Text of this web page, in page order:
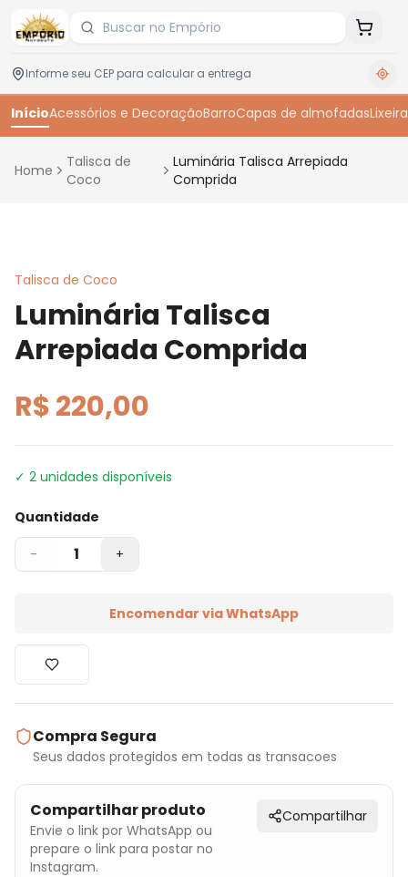
InícioAcessórios e DecoraçãoBarroCapas de almofadasLixeira
Home
Talisca de
Coco
Luminária Talisca Arrepiada
Comprida
Talisca de Coco
Luminária Talisca
Arrepiada Comprida
R$ 220,00
✓ 2 unidades disponíveis
Quantidade
- 1 +
Encomendar via WhatsApp
Compra Segura
Seus dados protegidos em todas as transacoes
Compartilhar produto
Envie o link por WhatsApp ou
prepare o link para postar no
Instagram.
Compartilhar